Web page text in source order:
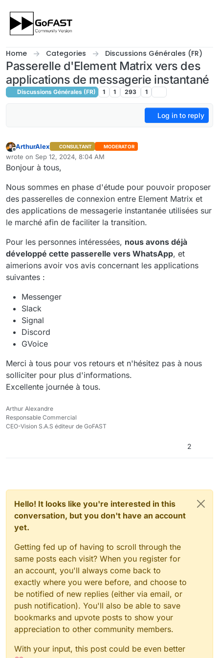
Home Categories Discussions Générales (FR)
Passerelle d'Element Matrix vers des
applications de messagerie instantané
Discussions Générales (FR) 1 1 293 1
Log in to reply
Offline
ArthurAlex CONSULTANT MODERATOR
wrote on Sep 12, 2024, 8:04 AM
last edited by cpotterSep 13, 2024, 2:08 PM
Bonjour à tous,
Nous sommes en phase d'étude pour pouvoir proposer
des passerelles de connexion entre Element Matrix et
des applications de messagerie instantanée utilisées sur
le marché afin de faciliter la transition.
Pour les personnes intéressées, nous avons déjà
développé cette passerelle vers WhatsApp, et
aimerions avoir vos avis concernant les applications
suivantes :
Messenger
Slack
Signal
Discord
GVoice
Merci à tous pour vos retours et n'hésitez pas à nous
solliciter pour plus d'informations.
Excellente journée à tous.
Arthur Alexandre
Responsable Commercial
CEO-Vision S.A.S éditeur de GoFAST
2
Hello! It looks like you're interested in this
conversation, but you don't have an account
yet.
Getting fed up of having to scroll through the
same posts each visit? When you register for
an account, you'll always come back to
exactly where you were before, and choose to
be notified of new replies (either via email, or
push notification). You'll also be able to save
bookmarks and upvote posts to show your
appreciation to other community members.
With your input, this post could be even better